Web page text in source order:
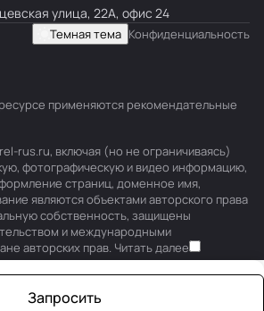
Запросить
улица, 22А, офис 24
Темная тема Конфиденциальность
применяются рекомендательные
rus.ru, включая (но не ограничиваясь)
фотографическую и видео информацию,
страниц, доменное имя,
являются объектами авторского права
собственность, защищены
и международными
авторских прав. Читать далее